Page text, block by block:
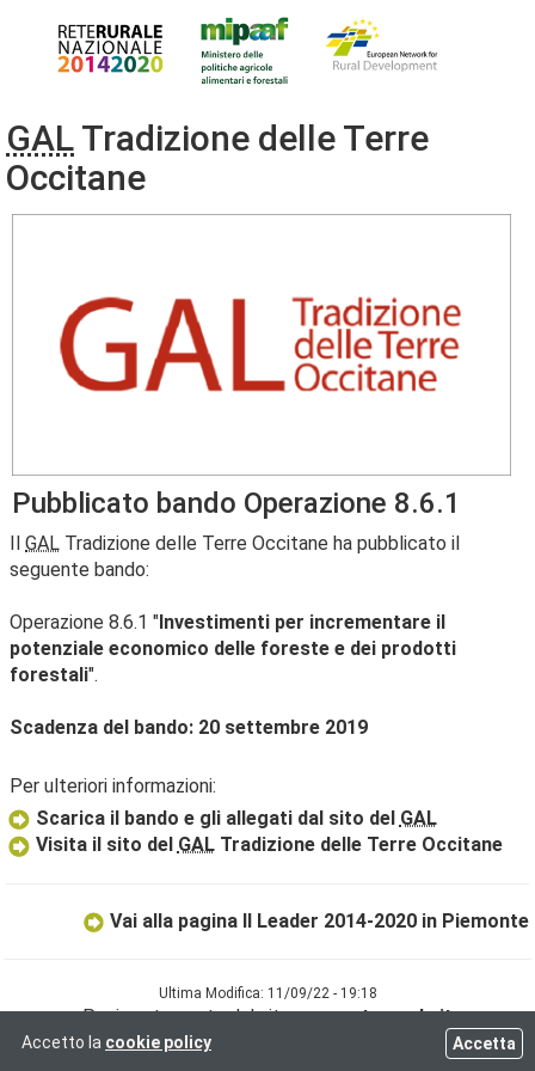
GAL Tradizione delle Terre
Occitane
Pubblicato bando Operazione 8.6.1
Il GAL Tradizione delle Terre Occitane ha pubblicato il
seguente bando:
Operazione 8.6.1 "Investimenti per incrementare il
potenziale economico delle foreste e dei prodotti
forestali".
Scadenza del bando: 20 settembre 2019
Per ulteriori informazioni:
Scarica il bando e gli allegati dal sito del GAL
Visita il sito del GALTradizione delle Terre Occitane
Vai alla pagina Il Leader 2014-2020 in Piemonte
Ultima Modifica: 11/09/22 - 19:18
Pagina stampata dal sitowww.reterurale.it
Accetto la cookie policy Accetta